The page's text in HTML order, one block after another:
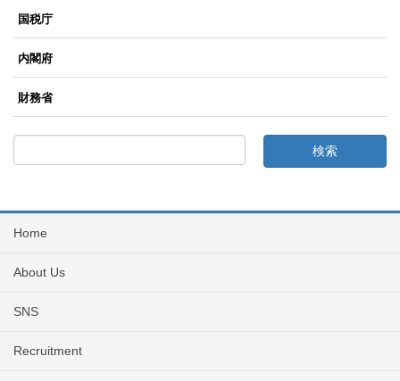
国税庁
内閣府
財務省
Home
About Us
SNS
Recruitment